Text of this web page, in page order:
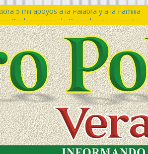
5 mil apoyos a la Palabra y a la Familia
Declaraciones de Procedencia en contra
𝙂𝙤𝙗𝙞𝙚𝙧𝙣𝙤 𝙙𝙚𝙡 𝙀𝙨𝙩𝙖𝙙𝙤 𝙖 𝙙𝙞𝙨𝙛𝙧𝙪𝙩𝙖𝙧
𝙙𝙚𝙡 𝙈𝙖𝙧 𝙚𝙣 𝘾𝙤𝙖𝙩𝙯𝙖𝙘𝙤𝙖𝙡𝙘𝙤𝙨
de policías con vocación de servicio y
SSP
Bravo rechaza acusaciones y asegura que
solicitud de desafuero